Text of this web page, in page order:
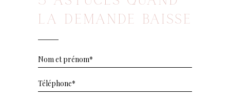
LA DEMANDE BAISSE